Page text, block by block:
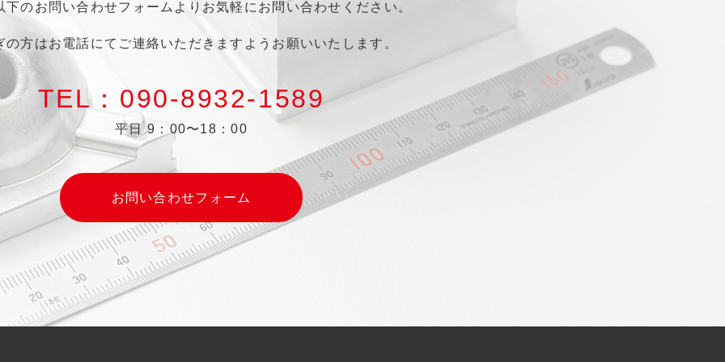
下のお問い合わせフォームより お気軽にお問い合わせください。
の方はお電話にてご連絡いただきますよう お願いいたします。
TEL：090-8932-1589
平日 9：00〜18：00
お問い合わせフォーム